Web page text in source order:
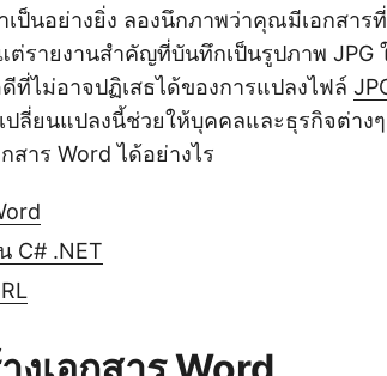
เป็นอย่างยิ่ง ลองนึกภาพว่าคุณมีเอกสา
รายงานสำคัญที่บันทึกเป็นรูปภาพ JPG
ที่ไม่อาจปฏิเสธได้ของการแปลงไฟล์
ปลี่ยนแปลงนี้ช่วยให้บุคคลและธุรกิจต่าง
สาร Word ได้อย่างไร
C# .NET